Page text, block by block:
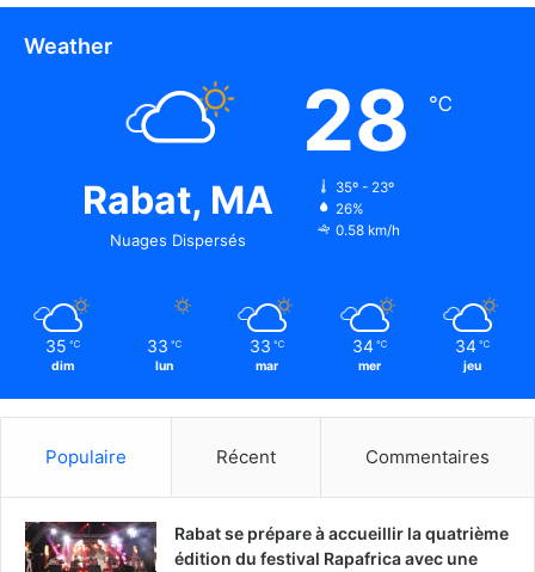
Weather
Rabat, MA
Nuages Dispersés
28 ℃
35º - 23º
26%
0.58 km/h
35 ℃
dim
33 ℃
lun
33 ℃
mar
34 ℃
mer
34 ℃
jeu
Populaire Récent Commentaires
Rabat se prépare à accueillir la quatrième
édition du festival Rapafrica avec une